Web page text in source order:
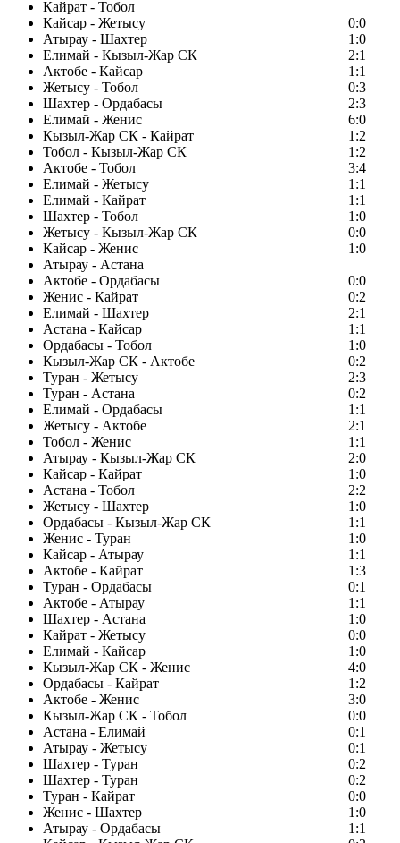
Кайрат - Тобол
Кайсар - Жетысу
0:0
Атырау - Шахтер
1:0
Елимай - Кызыл-Жар СК
2:1
Актобе - Кайсар
1:1
Жетысу - Тобол
0:3
Шахтер - Ордабасы
2:3
Елимай - Женис
6:0
Кызыл-Жар СК - Кайрат
1:2
Тобол - Кызыл-Жар СК
1:2
Актобе - Тобол
3:4
Елимай - Жетысу
1:1
Елимай - Кайрат
1:1
Шахтер - Тобол
1:0
Жетысу - Кызыл-Жар СК
0:0
Кайсар - Женис
1:0
Атырау - Астана
Актобе - Ордабасы
0:0
Женис - Кайрат
0:2
Елимай - Шахтер
2:1
Астана - Кайсар
1:1
Ордабасы - Тобол
1:0
Кызыл-Жар СК - Актобе
0:2
Туран - Жетысу
2:3
Туран - Астана
0:2
Елимай - Ордабасы
1:1
Жетысу - Актобе
2:1
Тобол - Женис
1:1
Атырау - Кызыл-Жар СК
2:0
Кайсар - Кайрат
1:0
Астана - Тобол
2:2
Жетысу - Шахтер
1:0
Ордабасы - Кызыл-Жар СК
1:1
Женис - Туран
1:0
Кайсар - Атырау
1:1
Актобе - Кайрат
1:3
Туран - Ордабасы
0:1
Актобе - Атырау
1:1
Шахтер - Астана
1:0
Кайрат - Жетысу
0:0
Елимай - Кайсар
1:0
Кызыл-Жар СК - Женис
4:0
Ордабасы - Кайрат
1:2
Актобе - Женис
3:0
Кызыл-Жар СК - Тобол
0:0
Астана - Елимай
0:1
Атырау - Жетысу
0:1
Шахтер - Туран
0:2
Шахтер - Туран
0:2
Туран - Кайрат
0:0
Женис - Шахтер
1:0
Атырау - Ордабасы
1:1